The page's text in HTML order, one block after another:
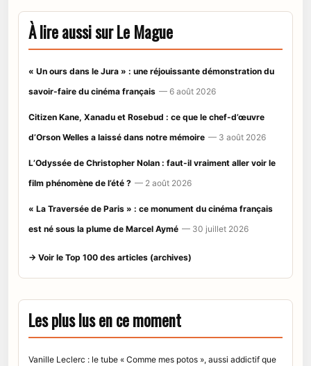
À lire aussi sur Le Mague
« Un ours dans le Jura » : une réjouissante démonstration du
savoir-faire du cinéma français — 6 août 2026
Citizen Kane, Xanadu et Rosebud : ce que le chef-d’œuvre
d’Orson Welles a laissé dans notre mémoire — 3 août 2026
L’Odyssée de Christopher Nolan : faut-il vraiment aller voir le
film phénomène de l’été ? — 2 août 2026
« La Traversée de Paris » : ce monument du cinéma français
est né sous la plume de Marcel Aymé — 30 juillet 2026
→ Voir le Top 100 des articles (archives)
Les plus lus en ce moment
Vanille Leclerc : le tube « Comme mes potos », aussi addictif que